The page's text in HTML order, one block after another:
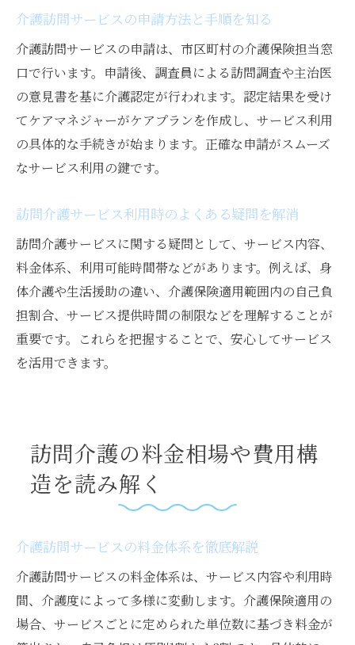
介護訪問サービスの申請方法と手順を知る
介護訪問サービスの申請は、市区町村の介護保険担当窓
口で行います。申請後、調査員による訪問調査や主治医
の意見書を基に介護認定が行われます。認定結果を受け
てケアマネジャーがケアプランを作成し、サービス利用
の具体的な手続きが始まります。正確な申請がスムーズ
なサービス利用の鍵です。
訪問介護サービス利用時のよくある疑問を解消
訪問介護サービスに関する疑問として、サービス内容、
料金体系、利用可能時間帯などがあります。例えば、身
体介護や生活援助の違い、介護保険適用範囲内の自己負
担割合、サービス提供時間の制限などを理解することが
重要です。これらを把握することで、安心してサービス
を活用できます。
訪問介護の料金相場や費用構
造を読み解く
介護訪問サービスの料金体系を徹底解説
介護訪問サービスの料金体系は、サービス内容や利用時
間、介護度によって多様に変動します。介護保険適用の
場合、サービスごとに定められた単位数に基づき料金が